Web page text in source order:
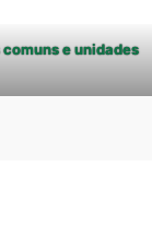
e unidades